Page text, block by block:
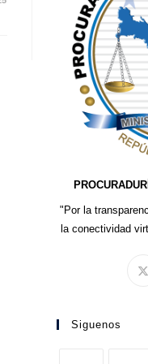
"Por la
la conectividad
Siguenos